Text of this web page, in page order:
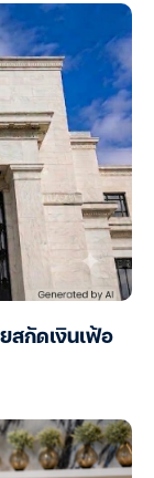
สกัดเงินเฟ้อ